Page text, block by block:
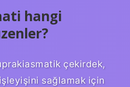
hangi
çekirdek,
sağlamak için